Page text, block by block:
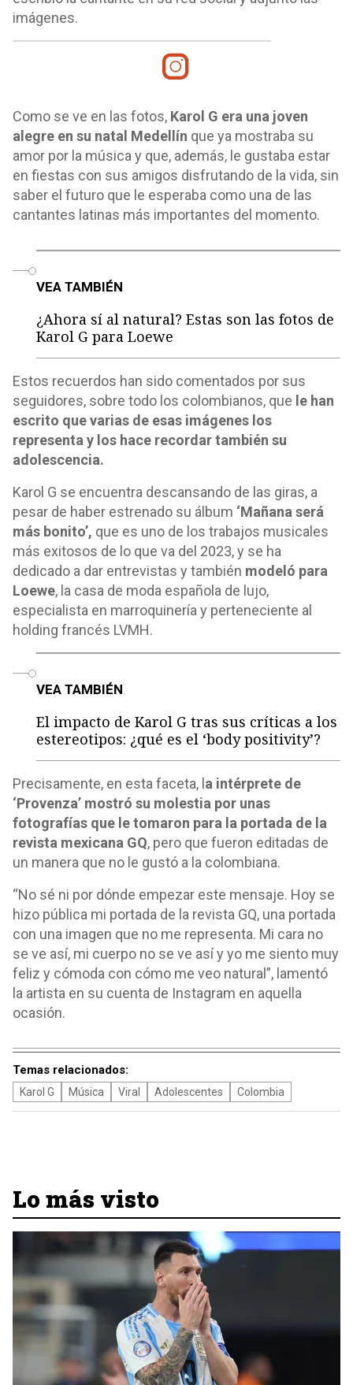
imágenes.
Como se ve en las fotos, Karol G era una joven
alegre en su natal Medellín que ya mostraba su
amor por la música y que, además, le gustaba estar
en fiestas con sus amigos disfrutando de la vida, sin
saber el futuro que le esperaba como una de las
cantantes latinas más importantes del momento.
VEA TAMBIÉN
¿Ahora sí al natural? Estas son las fotos de
Karol G para Loewe
Estos recuerdos han sido comentados por sus
seguidores, sobre todo los colombianos, que le han
escrito que varias de esas imágenes los
representa y los hace recordar también su
adolescencia.
Karol G se encuentra descansando de las giras, a
pesar de haber estrenado su álbum ‘Mañana será
más bonito’, que es uno de los trabajos musicales
más exitosos de lo que va del 2023, y se ha
dedicado a dar entrevistas y también modeló para
Loewe, la casa de moda española de lujo,
especialista en marroquinería y perteneciente al
holding francés LVMH.
VEA TAMBIÉN
El impacto de Karol G tras sus críticas a los
estereotipos: ¿qué es el ‘body positivity’?
Precisamente, en esta faceta, l a intérprete de
‘Provenza’ mostró su molestia por unas
fotografías que le tomaron para la portada de la
revista mexicana GQ, pero que fueron editadas de
un manera que no le gustó a la colombiana.
“No sé ni por dónde empezar este mensaje. Hoy se
hizo pública mi portada de la revista GQ, una portada
con una imagen que no me representa. Mi cara no
se ve así, mi cuerpo no se ve así y yo me siento muy
feliz y cómoda con cómo me veo natural”, lamentó
la artista en su cuenta de Instagram en aquella
ocasión.
Temas relacionados:
Karol G Música Viral Adolescentes Colombia
Lo más visto